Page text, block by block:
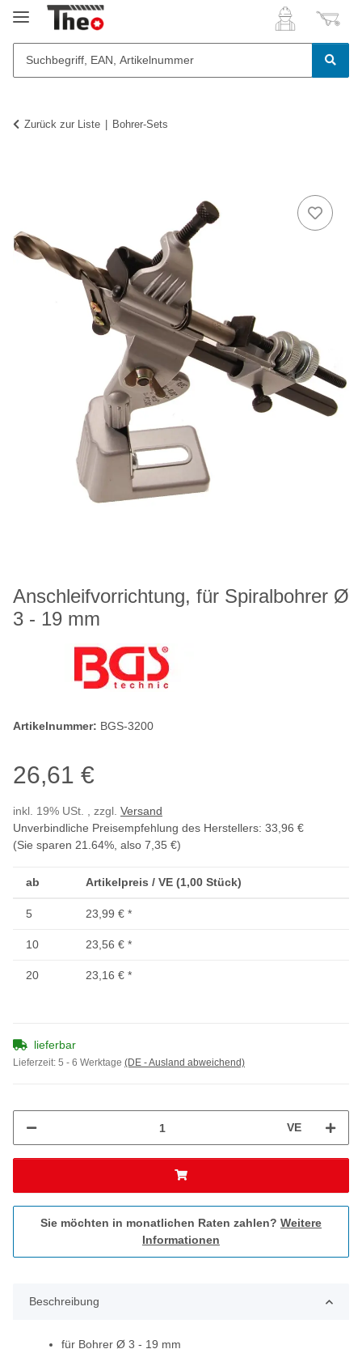
Zurück zur Liste Bohrer-Sets
Anschleifvorrichtung, für Spiralbohrer Ø
3 - 19 mm
Artikelnummer: BGS-3200
26,61 €
inkl. 19% USt. , zzgl. Versand
Unverbindliche Preisempfehlung des Herstellers: 33,96 €
(Sie sparen 21.64% , also 7,35 €)
ab Artikelpreis / VE (1,00 Stück)
5 23,99 € *
10 23,56 € *
20 23,16 € *
lieferbar
Lieferzeit: 5 - 6 Werktage (DE - Ausland abweichend)
VE
Sie möchten in monatlichen Raten zahlen? Weitere
Informationen
Beschreibung
für Bohrer Ø 3 - 19 mm